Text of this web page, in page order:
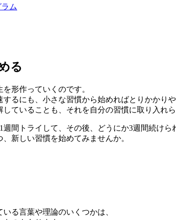
る
形作っていくのです。
るにも、小さな習慣から始めればとりかかりや
ていることも、それを自分の習慣に取り入れ
間トライして、その後、どうにか3週間続けら
新しい習慣を始めてみませんか。
る言葉や理論のいくつかは、